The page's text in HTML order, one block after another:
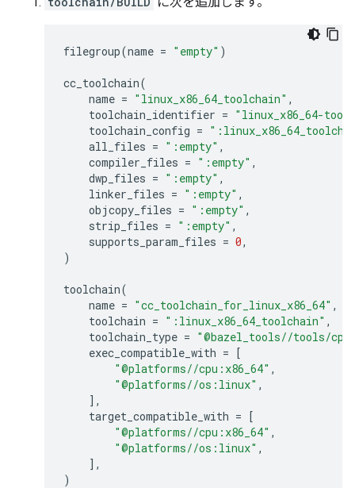
filegroup(name = "empty" )
cc_toolchain(
name = "linux_x86_64_toolchain" ,
toolchain_identifier = "linux_x86_64-
toolchain_config =
all_files = ":empty" ,
compiler_files = ":empty" ,
dwp_files = ":empty" ,
linker_files = ":empty" ,
objcopy_files = ":empty" ,
strip_files = ":empty" ,
supports_param_files = 0,
)
toolchain(
name = "cc_toolchain_for_linux_x86_64" ,
toolchain = ":linux_x86_64_toolchain" ,
toolchain_type = "@bazel_tools//tools/
exec_compatible_with = [
"@platforms//cpu:x86_64" ,
"@platforms//os:linux" ,
],
target_compatible_with = [
"@platforms//cpu:x86_64" ,
"@platforms//os:linux" ,
],
)